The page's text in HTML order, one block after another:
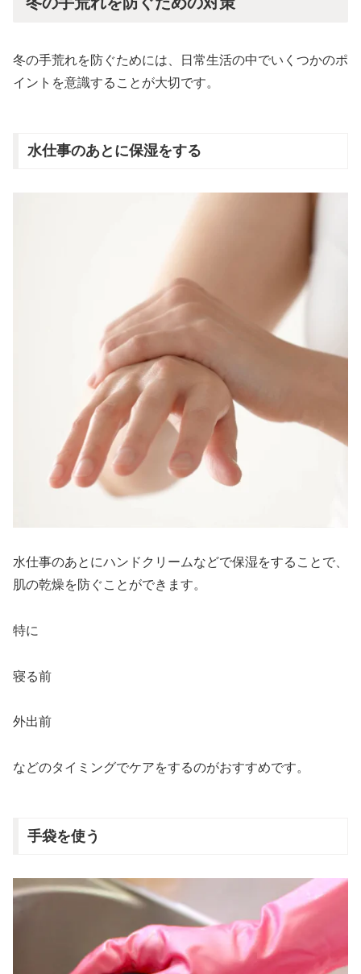
冬の手荒れを防ぐためには、日常生活の中でいくつかのポ
イントを意識することが大切です。
水仕事のあとに保湿をする
水仕事のあとにハンドクリームなどで保湿をすることで、
肌の乾燥を防ぐことができます。
特に
寝る前
外出前
などのタイミングでケアをするのがおすすめです。
手袋を使う